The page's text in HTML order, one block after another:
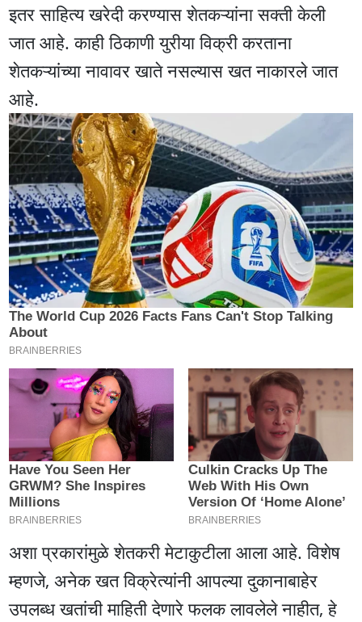
इतर साहित्य खरेदी करण्यास शेतकऱ्यांना सक्ती केली
जात आहे. काही ठिकाणी युरीया विक्री करताना
शेतकऱ्यांच्या नावावर खाते नसल्यास खत नाकारले जात
आहे.
अशा प्रकारांमुळे शेतकरी मेटाकुटीला आला आहे. विशेष
म्हणजे, अनेक खत विक्रेत्यांनी आपल्या दुकानाबाहेर
उपलब्ध खतांची माहिती देणारे फलक लावलेले नाहीत, हे